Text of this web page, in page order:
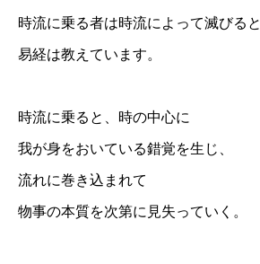
時流に乗る者は時流によって滅びると
易経は教えています。
時流に乗ると、時の中心に
我が身をおいている錯覚を生じ、
流れに巻き込まれて
物事の本質を次第に見失っていく。